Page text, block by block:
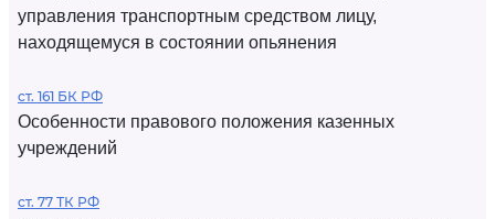
управления транспортным средством лицу,
находящемуся в состоянии опьянения
ст. 161 БК РФ
Особенности правового положения казенных
учреждений
ст. 77 ТК РФ